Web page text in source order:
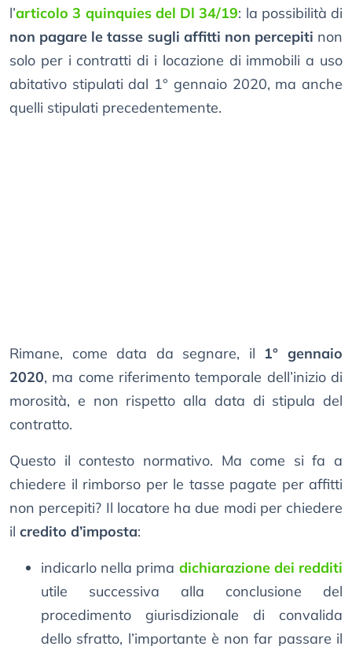
l’articolo 3 quinquies del Dl 34/19: la possibilità di
non pagare le tasse sugli affitti non percepiti non
solo per i contratti di i locazione di immobili a uso
abitativo stipulati dal 1° gennaio 2020, ma anche
quelli stipulati precedentemente.
Rimane, come data da segnare, il 1° gennaio
2020, ma come riferimento temporale dell’inizio di
morosità, e non rispetto alla data di stipula del
contratto.
Questo il contesto normativo. Ma come si fa a
chiedere il rimborso per le tasse pagate per affitti
non percepiti? Il locatore ha due modi per chiedere
il credito d’imposta:
indicarlo nella prima dichiarazione dei redditi
utile successiva alla conclusione del
procedimento giurisdizionale di convalida
dello sfratto, l’importante è non far passare il